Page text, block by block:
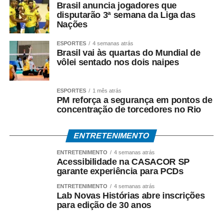
primeira capital do estado, com mais de 250 anos de
história e ruínas coloniais tombadas; Cáceres guarda o
maior centro histórico ribeirinho do Centro‑Oeste e faz
rios Paraguai e Guaporé.
– Demanda e oferta: Em 2025, Mato Grosso recebeu mais
2024; a região Oeste, porém, atende atualmente apenas
30% da procura existente, com projeção de crescimento
2. Modelo de Desenvolvimento: Turismo Sustentável e de
O modelo mais adequado é o ecoturismo associado ao
turismo cultural, de pesca e de experiência, estruturado
Brasil anuncia jogadores que
disputarão 3ª semana da Liga das
Nações
ESPORTES 4 semanas atrás
Brasil vai às quartas do Mundial de
vôlei sentado nos dois naipes
ESPORTES 1 mês atrás
PM reforça a segurança em pontos de
concentração de torcedores no Rio
ENTRETENIMENTO
ENTRETENIMENTO 4 semanas atrás
Acessibilidade na CASACOR SP
garante experiência para PCDs
ENTRETENIMENTO 4 semanas atrás
Lab Novas Histórias abre inscrições
para edição de 30 anos